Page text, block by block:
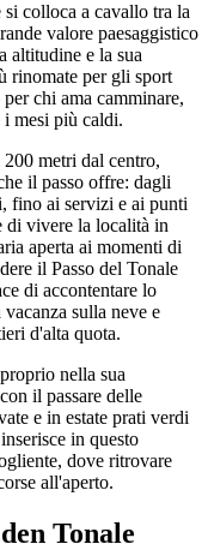
colloca a cavallo tra la
valore paesaggistico
altitudine e la sua
rinomate per gli sport
chi ama camminare,
i mesi più caldi.
200 metri dal centro,
il passo offre: dagli
fino ai servizi e ai punti
di vivere la località in
aperta ai momenti di
il Passo del Tonale
di accontentare lo
sulla neve e
d'alta quota.
nella sua
il passare delle
e in estate prati verdi
in questo
dove ritrovare
all'aperto.
Tonale